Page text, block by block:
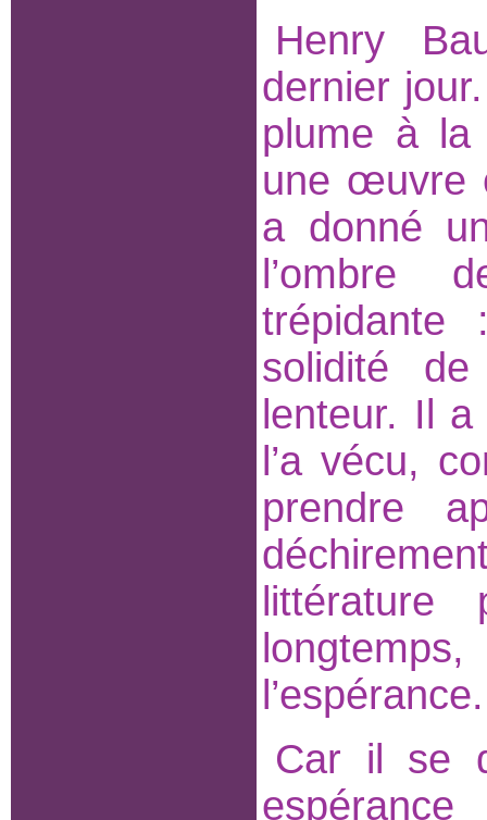
Henry
dernier
plume à
une œuvre
a donné
l’ombre
solidité
lenteur. Il
l’a vécu,
prendre
l’espérance.
Car il se